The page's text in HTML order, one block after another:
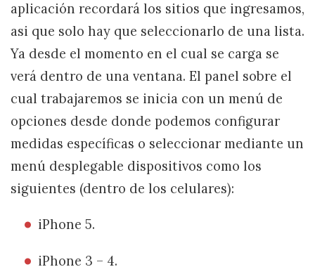
aplicación recordará los sitios que ingresamos,
asi que solo hay que seleccionarlo de una lista.
Ya desde el momento en el cual se carga se
verá dentro de una ventana. El panel sobre el
cual trabajaremos se inicia con un menú de
opciones desde donde podemos configurar
medidas específicas o seleccionar mediante un
menú desplegable dispositivos como los
siguientes (dentro de los celulares):
iPhone 5.
iPhone 3 – 4.